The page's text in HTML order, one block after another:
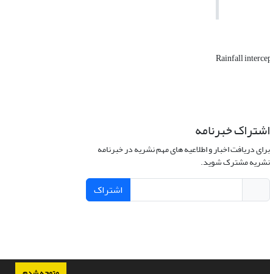
Rainfall
اشتراک خبرنامه
برای دریافت اخبار و اطلاعیه های مهم نشریه در خبرنامه
نشریه مشترک شوید.
اشتراک